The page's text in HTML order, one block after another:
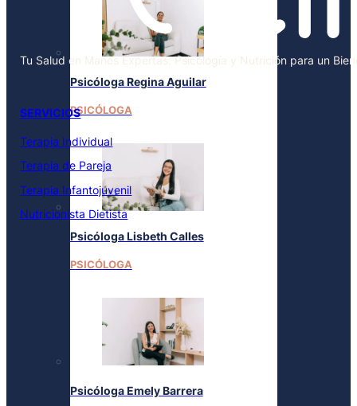
Psicóloga Regina Aguilar
PSICÓLOGA
Psicóloga Lisbeth Calles
PSICÓLOGA
Psicóloga Emely Barrera
Tu Salud en Manos Expertas: Psicología y Nutrición para un
SERVICIOS
Terapia Individual
Terapia de Pareja
Terapia Infantojuvenil
Nutricionista Dietista